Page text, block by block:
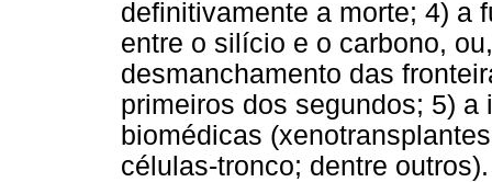
definitivamente a morte; 4) a
entre o silício e o carbono,
desmanchamento das
primeiros dos segundos; 5)
biomédicas
células-tronco; dentre outros).